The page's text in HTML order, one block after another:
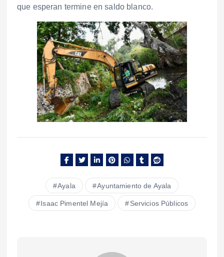
que esperan termine en saldo blanco.
Ayala Ayuntamiento de Ayala
Isaac Pimentel Mejía Servicios Públicos